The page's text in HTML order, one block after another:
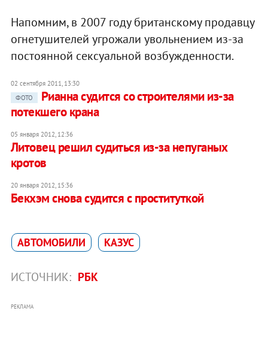
Напомним, в 2007 году британскому продавцу
огнетушителей угрожали увольнением из-за
постоянной сексуальной возбужденности.
02 сентября 2011, 13:30
ФОТО
Рианна судится со строителями из-за
потекшего крана
05 января 2012, 12:36
Литовец решил судиться из-за непуганых
кротов
20 января 2012, 15:36
Бекхэм снова судится с проституткой
АВТОМОБИЛИ КАЗУС
ИСТОЧНИК: РБК
РЕКЛАМА